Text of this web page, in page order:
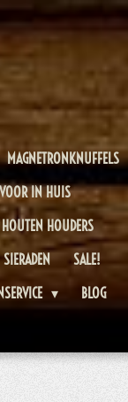
MAGNETRONKNUFFELS
IN HUIS
HOUTEN HOUDERS
SIERADEN
SALE!
BLOG